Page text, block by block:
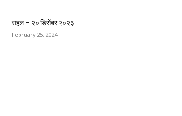
सहल – २० डिसेंबर २०२३
February 25, 2024